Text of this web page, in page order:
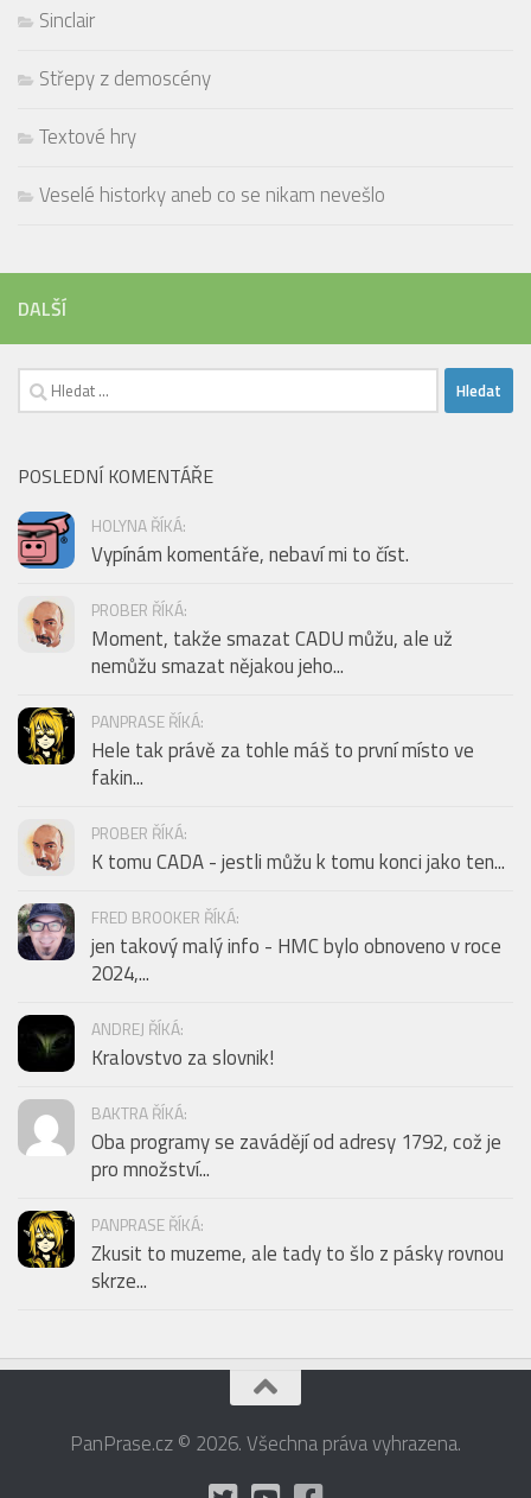
Sinclair
Střepy z demoscény
Textové hry
Veselé historky aneb co se nikam nevešlo
DALŠÍ
Vyhledávání
POSLEDNÍ KOMENTÁŘE
HOLYNA ŘÍKÁ:
Vypínám komentáře, nebaví mi to číst.
PROBER ŘÍKÁ:
Moment, takže smazat CADU můžu, ale už
nemůžu smazat nějakou jeho...
PANPRASE ŘÍKÁ:
Hele tak právě za tohle máš to první místo ve
fakin...
PROBER ŘÍKÁ:
K tomu CADA - jestli můžu k tomu konci jako ten...
FRED BROOKER ŘÍKÁ:
jen takový malý info - HMC bylo obnoveno v roce
2024,...
ANDREJ ŘÍKÁ:
Kralovstvo za slovnik!
BAKTRA ŘÍKÁ:
Oba programy se zavádějí od adresy 1792, což je
pro množství...
PANPRASE ŘÍKÁ:
Zkusit to muzeme, ale tady to šlo z pásky rovnou
skrze...
PanPrase.cz © 2026. Všechna práva vyhrazena.